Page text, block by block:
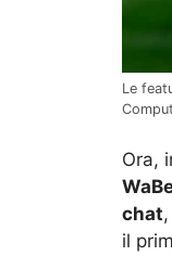
Le
Ora,
chat
il